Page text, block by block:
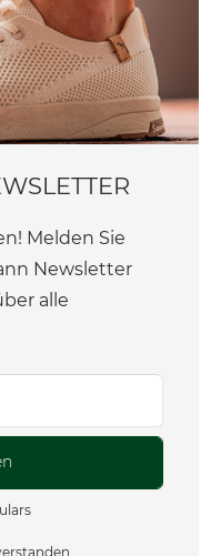
Melden Sie
Newsletter
alle